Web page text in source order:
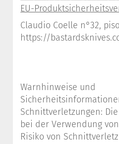
Claudio Coelle n°32,
https://
Warnhinweise und
Schnittverletzungen:
bei der Verwendung
Risiko von